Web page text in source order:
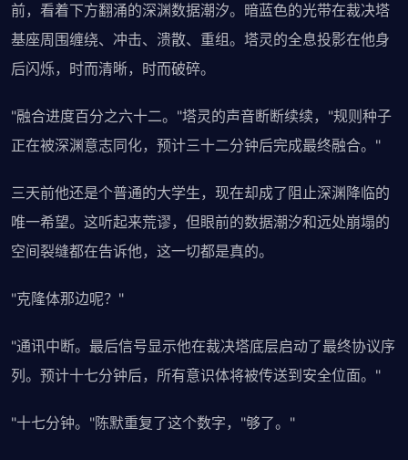
前，看着下方翻涌的深渊数据潮汐。暗蓝色的光带在裁决塔
基座周围缠绕、冲击、溃散、重组。塔灵的全息投影在他身
后闪烁，时而清晰，时而破碎。
"融合进度百分之六十二。"塔灵的声音断断续续，"规则种子
正在被深渊意志同化，预计三十二分钟后完成最终融合。"
三天前他还是个普通的大学生，现在却成了阻止深渊降临的
唯一希望。这听起来荒谬，但眼前的数据潮汐和远处崩塌的
空间裂缝都在告诉他，这一切都是真的。
"克隆体那边呢？"
"通讯中断。最后信号显示他在裁决塔底层启动了最终协议序
列。预计十七分钟后，所有意识体将被传送到安全位面。"
"十七分钟。"陈默重复了这个数字，"够了。"